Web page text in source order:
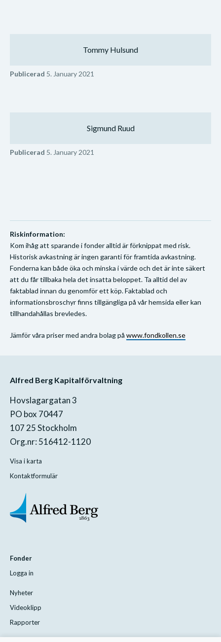
Tommy Hulsund
Publicerad 5. January 2021
Sigmund Ruud
Publicerad 5. January 2021
Riskinformation:
Kom ihåg att sparande i fonder alltid är förknippat med risk.
Historisk avkastning är ingen garanti för framtida avkastning.
Fonderna kan både öka och minska i värde och det är inte säkert
att du får tillbaka hela det insatta beloppet. Ta alltid del av
faktablad innan du genomför ett köp. Faktablad och
informationsbroschyr finns tillgängliga på vår hemsida eller kan
tillhandahållas brevledes.
Jämför våra priser med andra bolag på www.fondkollen.se
Alfred Berg Kapitalförvaltning
Hovslagargatan 3
PO box 70447
107 25 Stockholm
Org.nr: 516412-1120
Visa i karta
Kontaktformulär
Fonder
Logga in
Nyheter
Videoklipp
Rapporter